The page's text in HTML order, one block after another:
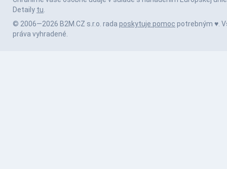
Detaily tu.
© 2006—2026 B2M.CZ s.r.o. rada poskytuje pomoc potrebným ♥️.
práva vyhradené.